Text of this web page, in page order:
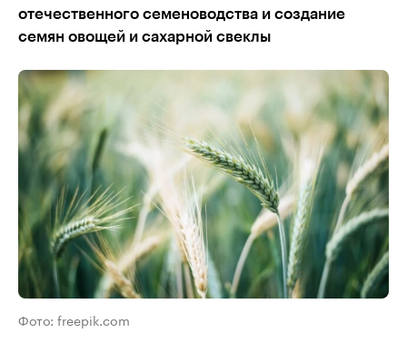
отечественного семеноводства и создание
семян овощей и сахарной свеклы
Фото: freepik.com